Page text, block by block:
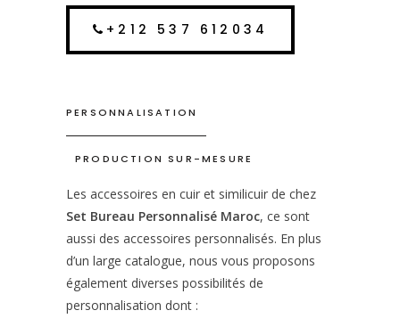
+212 537 612034
PERSONNALISATION
PRODUCTION SUR-MESURE
Les accessoires en cuir et similicuir de chez
Set Bureau Personnalisé Maroc, ce sont
aussi des accessoires personnalisés. En plus
d’un large catalogue, nous vous proposons
également diverses possibilités de
personnalisation dont :